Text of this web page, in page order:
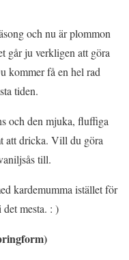
och nu är plommon
går ju verkligen att göra
kommer få en hel rad
tiden.
och den mjuka, fluffiga
att dricka. Vill du göra
till.
kardemumma istället för
mesta. : )